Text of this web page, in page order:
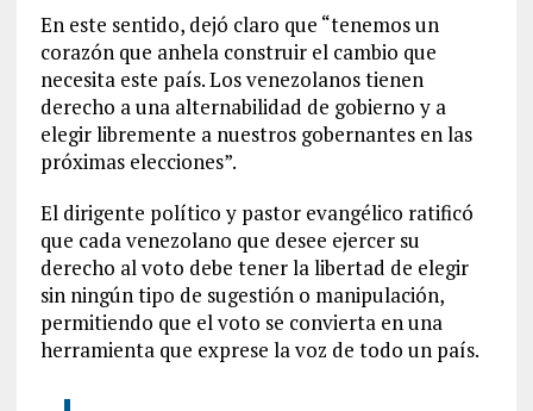
En este sentido, dejó claro que “tenemos un
corazón que anhela construir el cambio que
necesita este país. Los venezolanos tienen
derecho a una alternabilidad de gobierno y a
elegir libremente a nuestros gobernantes en las
próximas elecciones”.
El dirigente político y pastor evangélico ratificó
que cada venezolano que desee ejercer su
derecho al voto debe tener la libertad de elegir
sin ningún tipo de sugestión o manipulación,
permitiendo que el voto se convierta en una
herramienta que exprese la voz de todo un país.